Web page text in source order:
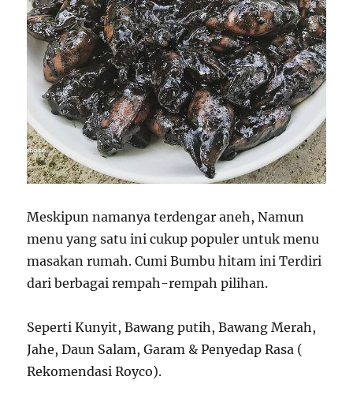
Meskipun namanya terdengar aneh, Namun
menu yang satu ini cukup populer untuk menu
masakan rumah. Cumi Bumbu hitam ini Terdiri
dari berbagai rempah-rempah pilihan.
Seperti Kunyit, Bawang putih, Bawang Merah,
Jahe, Daun Salam, Garam & Penyedap Rasa (
Rekomendasi Royco).